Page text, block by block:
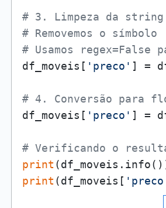
# 3. Limpeza da string
# Removemos o
# Usamos
df_moveis[ 'preco' ] =
# 4. Conversão para
df_moveis[ 'preco' ] =
# Verificando o
print
print (df_moveis[